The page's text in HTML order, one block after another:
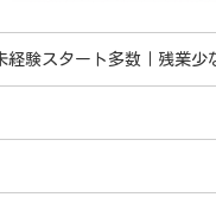
験スタート多数｜残業少